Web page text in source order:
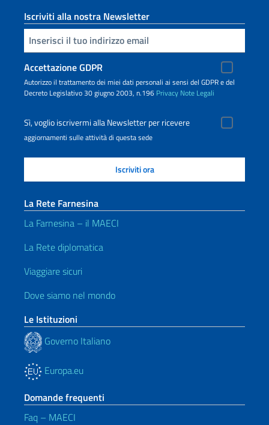
Iscriviti alla nostra Newsletter
Inserisci la tua email
Accettazione GDPR
Autorizzo il trattamento dei miei dati personali ai sensi del GDPR e del
Decreto Legislativo 30 giugno 2003, n.196 Privacy Note Legali
Sì, voglio iscrivermi alla Newsletter per ricevere
aggiornamenti sulle attività di questa sede
La Rete Farnesina
La Farnesina – il MAECI
La Rete diplomatica
Viaggiare sicuri
Dove siamo nel mondo
Le Istituzioni
Governo Italiano
Europa.eu
Domande frequenti
Faq – MAECI